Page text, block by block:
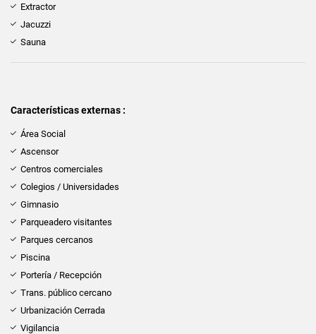
Extractor
Jacuzzi
Sauna
Características externas :
Área Social
Ascensor
Centros comerciales
Colegios / Universidades
Gimnasio
Parqueadero visitantes
Parques cercanos
Piscina
Portería / Recepción
Trans. público cercano
Urbanización Cerrada
Vigilancia